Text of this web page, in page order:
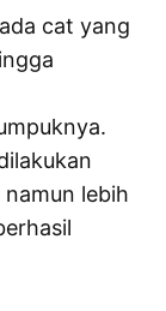
cat yang
lebih